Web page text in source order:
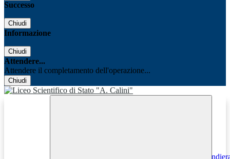
Successo
Chiudi
Informazione
Chiudi
Attendere...
Attendere il completamento dell'operazione...
Chiudi